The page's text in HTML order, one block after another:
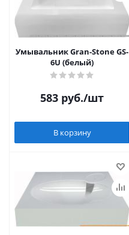
Умывальник Gran-Stone GS-
6U (белый)
583 руб./шт
В корзину